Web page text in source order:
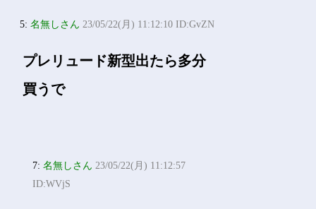
5:名無しさん 23/05/22(月) 11:12:10 ID:GvZN
プレリュード新型出たら多分
買うで
7:名無しさん 23/05/22(月) 11:12:57
ID:WVjS